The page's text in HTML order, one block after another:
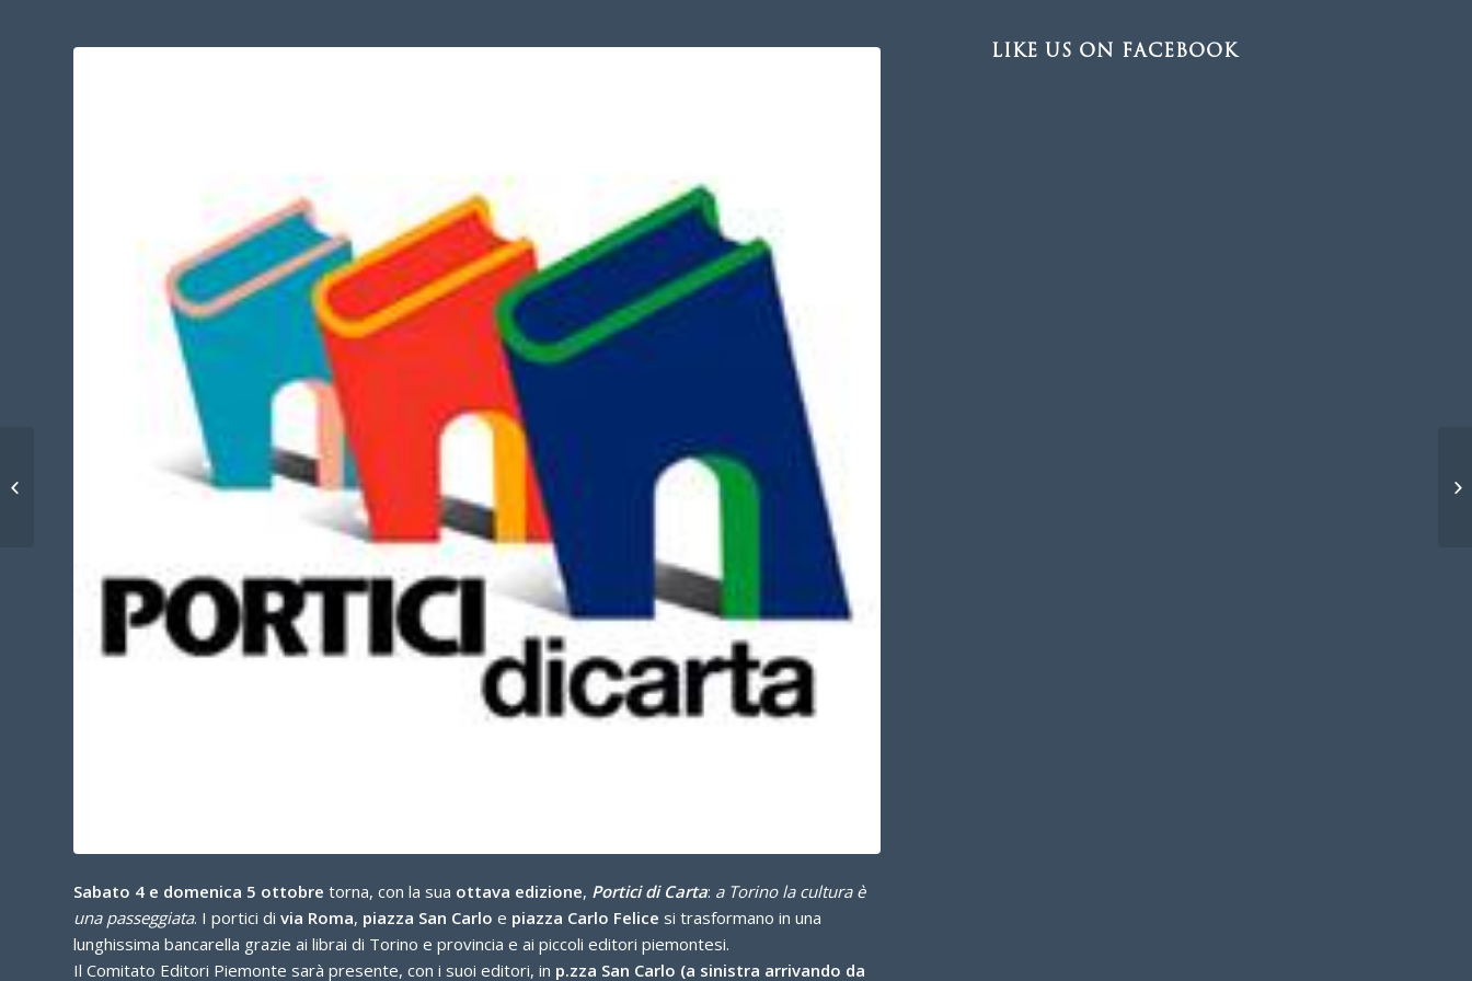
Sabato 4 e domenica 5 ottobre torna, con la sua ottava edizione, Portici di Carta: a Torino la cultura è
una passeggiata. I portici di via Roma, piazza San Carlo e piazza Carlo Felice si trasformano in una
lunghissima bancarella grazie ai librai di Torino e provincia e ai piccoli editori piemontesi.
Il Comitato Editori Piemonte sarà presente, con i suoi editori, in p.zza San Carlo (a sinistra arrivando da
LIKE US ON FACEBOOK